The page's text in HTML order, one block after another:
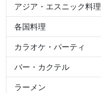
アジア・エスニック料理
各国料理
カラオケ・パーティ
バー・カクテル
ラーメン